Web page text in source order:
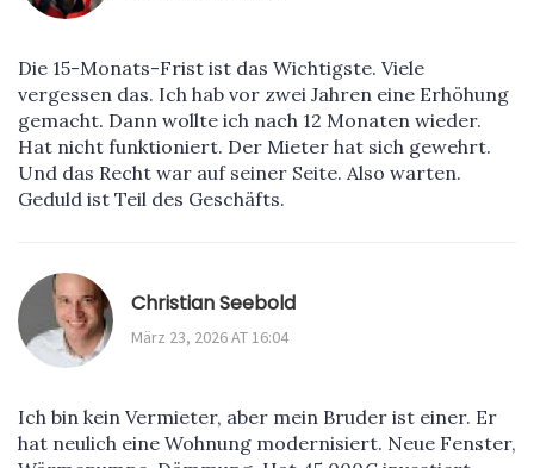
Die 15-Monats-Frist ist das Wichtigste. Viele
vergessen das. Ich hab vor zwei Jahren eine Erhöhung
gemacht. Dann wollte ich nach 12 Monaten wieder.
Hat nicht funktioniert. Der Mieter hat sich gewehrt.
Und das Recht war auf seiner Seite. Also warten.
Geduld ist Teil des Geschäfts.
Christian Seebold
März 23, 2026 AT 16:04
Ich bin kein Vermieter, aber mein Bruder ist einer. Er
hat neulich eine Wohnung modernisiert. Neue Fenster,